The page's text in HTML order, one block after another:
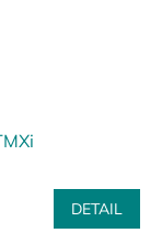
DETAIL